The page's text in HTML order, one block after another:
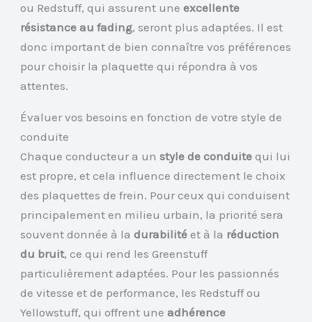
ou Redstuff, qui assurent uneexcellente
résistance au fading, seront plus adaptées. Il est
donc important de bien connaître vos préférences
pour choisir la plaquette qui répondra à vos
attentes.
Évaluer vos besoins en fonction de votre style de
conduite
Chaque conducteur a un style de conduite qui lui
est propre, et cela influence directement le choix
des plaquettes de frein. Pour ceux qui conduisent
principalement en milieu urbain, la priorité sera
souvent donnée à ladurabilité et à la réduction
du bruit, ce qui rend les Greenstuff
particulièrement adaptées. Pour les passionnés
de vitesse et de performance, les Redstuff ou
Yellowstuff, qui offrent uneadhérence